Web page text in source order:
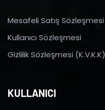
Mesafeli Satış Sözleşmesi
Kullanıcı Sözleşmesi
Gizlilik Sözleşmesi (K.V.K.K)
KULLANICI